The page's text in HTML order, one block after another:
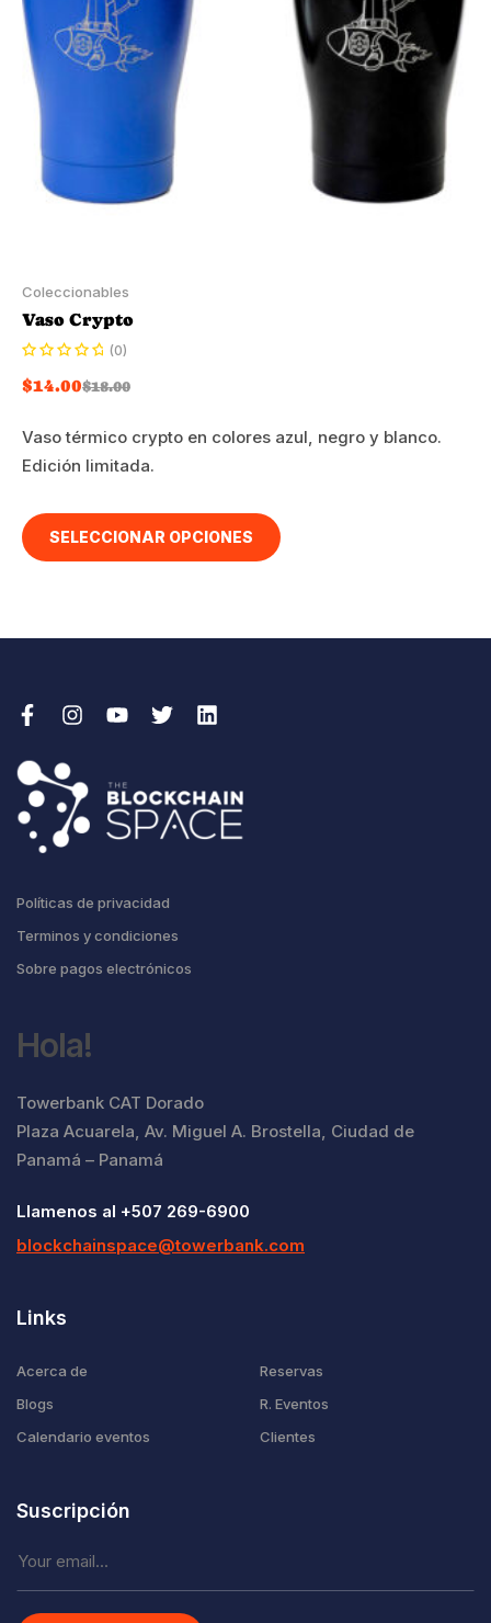
Coleccionables
Vaso Crypto
(0)
$18.00
$14.00
Vaso térmico crypto en colores azul, negro y blanco.
Edición limitada.
SELECCIONAR OPCIONES
Políticas de privacidad
Terminos y condiciones
Sobre pagos electrónicos
Hola!
Towerbank CAT Dorado
Plaza Acuarela, Av. Miguel A. Brostella, Ciudad de
Panamá – Panamá
Llamenos al +507 269-6900
blockchainspace@towerbank.com
Links
Acerca de
Blogs
Calendario eventos
Reservas
R. Eventos
Clientes
Suscripción